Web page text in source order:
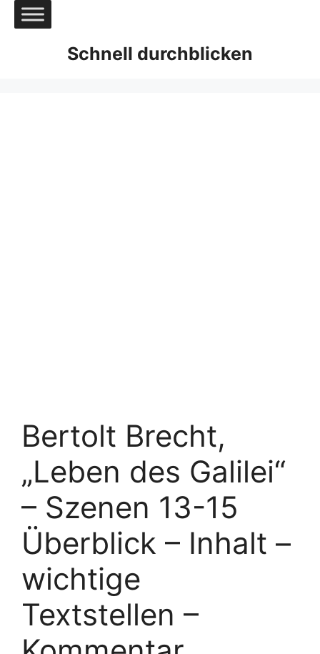
Zum
Inhalt
Schnell durchblicken
Bertolt Brecht,
„Leben des Galilei“
– Szenen 13-15
Überblick – Inhalt –
wichtige
Textstellen –